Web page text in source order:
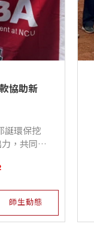
協助新
誕環保挖
，共同募
心理治療
師生動態